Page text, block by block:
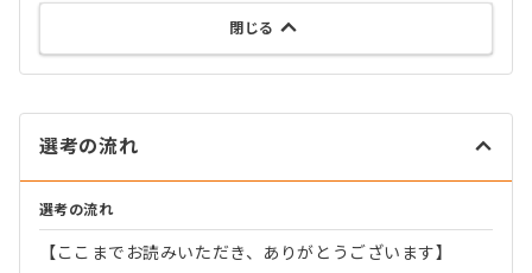
閉じる
選考の流れ
選考の流れ
【ここまでお読みいただき、ありがとうございます】